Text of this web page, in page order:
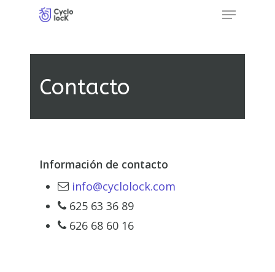
Menu
Contacto
Información de contacto
info@cyclolock.com
625 63 36 89
626 68 60 16